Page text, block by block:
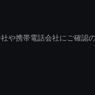
や携帯電話会社にご確認